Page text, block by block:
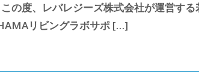
の度、レバレジーズ株式会社が運営す
リビングラボサポ […]